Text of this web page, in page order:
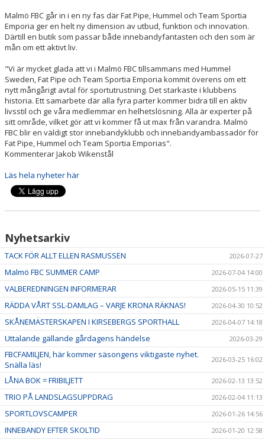
Malmö FBC går in i en ny fas där Fat Pipe, Hummel och Team Sportia
Emporia ger en helt ny dimension av utbud, funktion och innovation.
Därtill en butik som passar både innebandyfantasten och den som är
mån om ett aktivt liv.
"Vi är mycket glada att vi i Malmö FBC tillsammans med Hummel
Sweden, Fat Pipe och Team Sportia Emporia kommit överens om ett
nytt mångårigt avtal för sportutrustning. Det starkaste i klubbens
historia. Ett samarbete där alla fyra parter kommer bidra till en aktiv
livsstil och ge våra medlemmar en helhetslösning. Alla är experter på
sitt område, vilket gör att vi kommer få ut max från varandra. Malmö
FBC blir en väldigt stor innebandyklubb och innebandyambassadör för
Fat Pipe, Hummel och Team Sportia Emporias".
Kommenterar Jakob Wikenstål
Läs hela nyheter här
Nyhetsarkiv
TACK FÖR ALLT ELLEN RASMUSSEN 2026-07-27
Malmö FBC SUMMER CAMP 2026-07-04 14:00
VALBEREDNINGEN INFORMERAR 2026-05-15 11:39
RÄDDA VÅRT SSL-DAMLAG – VARJE KRONA RÄKNAS! 2026-04-30 10:52
SKÅNEMÄSTERSKAPEN I KIRSEBERGS SPORTHALL 2026-04-07 14:18
Uttalande gällande gårdagens händelse 2026-03-29
FBCFAMILJEN, här kommer säsongens viktigaste nyhet.
Snälla läs!
2026-03-25 16:02
LÅNA BOK = FRIBILJETT 2026-02-13 13:52
TRIO PÅ LANDSLAGSUPPDRAG 2026-02-04 11:13
SPORTLOVSCAMPER 2026-01-26 14:56
INNEBANDY EFTER SKOLTID 2026-01-20 12:58